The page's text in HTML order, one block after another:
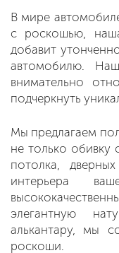
В мире
с роскошью,
добавит
автомобилю.
внимательно
подчеркнуть
Мы предлагаем
не только обивку
потолка,
интерьера
элегантную
алькантару, мы
роскоши.